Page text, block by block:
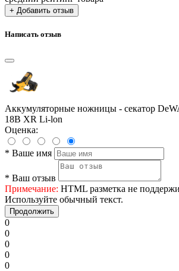
+ Добавить отзыв
Написать отзыв
Аккумуляторные ножницы - секатор
18В XR Li-lon
Оценка:
* Ваше имя
* Ваш отзыв
Примечание: HTML разметка не
Используйте обычный текст.
Продолжить
0
0
0
0
0